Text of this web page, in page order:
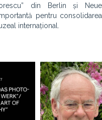
din Berlin și Neue
pentru consolidarea
internațional.